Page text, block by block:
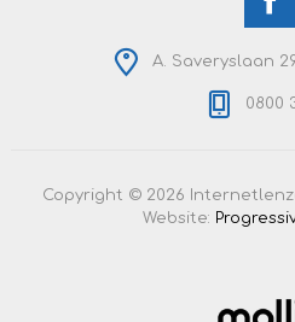
A. Saveryslaan
0800
Copyright © 2026
Website: